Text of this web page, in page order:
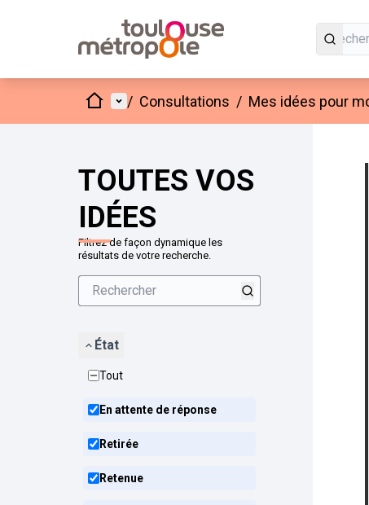
AccueilMenu principal
/ Consultations / Mes idées pour
TOUTES VOS
IDÉES
Filtrez de façon dynamique les
résultats de votre recherche.
État
Tout
En attente de réponse
Retirée
Retenue